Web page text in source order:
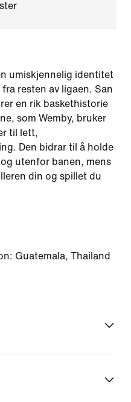
umiskjennelig identitet
resten av ligaen. San
en rik baskethistorie
som Wemby, bruker
til lett,
Den bidrar til å holde
utenfor banen, mens
din og spillet du
Guatemala, Thailand